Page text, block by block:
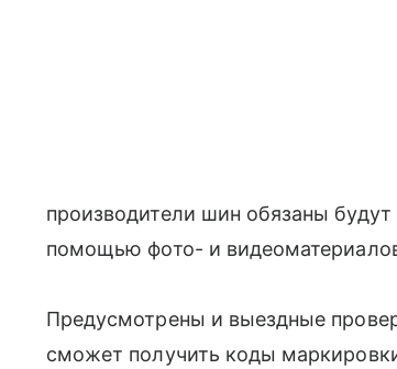
производители шин обязаны
помощью фото- и
Предусмотрены и выездные
сможет получить коды